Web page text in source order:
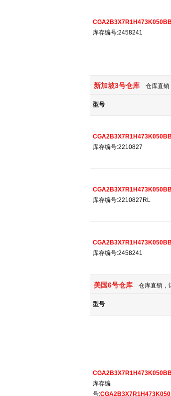
CGA2B3X7R1H473K050BB
库存编号:2458241
新加坡3号仓库 仓库直销
型号
CGA2B3X7R1H473K050BB
库存编号:2210827
CGA2B3X7R1H473K050BB
库存编号:2210827RL
CGA2B3X7R1H473K050BB
库存编号:2458241
美国6号仓库 仓库直销，
型号
CGA2B3X7R1H473K050BB
库存编
号: